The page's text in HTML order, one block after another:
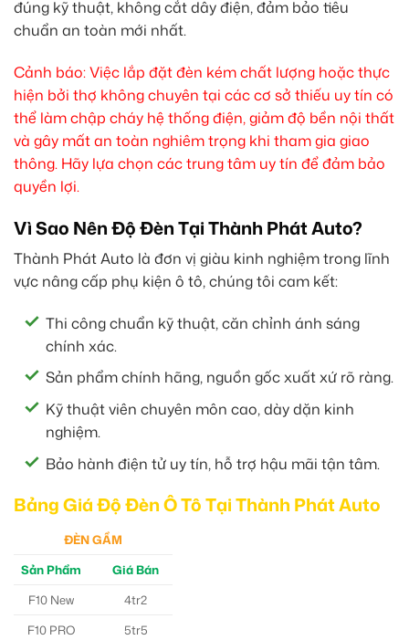
đúng kỹ thuật, không cắt dây điện, đảm bảo tiêu
chuẩn an toàn mới nhất.
Cảnh báo: Việc lắp đặt đèn kém chất lượng hoặc thực
hiện bởi thợ không chuyên tại các cơ sở thiếu uy tín có
thể làm chập cháy hệ thống điện, giảm độ bền nội thất
và gây mất an toàn nghiêm trọng khi tham gia giao
thông. Hãy lựa chọn các trung tâm uy tín để đảm bảo
quyền lợi.
Vì Sao Nên Độ Đèn Tại Thành Phát Auto?
Thành Phát Auto là đơn vị giàu kinh nghiệm trong lĩnh
vực nâng cấp phụ kiện ô tô, chúng tôi cam kết:
Thi công chuẩn kỹ thuật, căn chỉnh ánh sáng
chính xác.
Sản phẩm chính hãng, nguồn gốc xuất xứ rõ ràng.
Kỹ thuật viên chuyên môn cao, dày dặn kinh
nghiệm.
Bảo hành điện tử uy tín, hỗ trợ hậu mãi tận tâm.
Bảng Giá Độ Đèn Ô Tô Tại Thành Phát Auto
ĐÈN GẦM
Sản Phẩm
Giá Bán
F10 New
4tr2
F10 PRO
5tr5